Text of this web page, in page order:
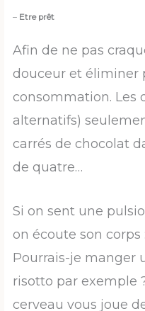
– Etre prêt
Afin de ne pas
douceur et éliminer
consommation. Les
alternatifs)
carrés de chocolat
de quatre…
Si on sent une
on écoute son
Pourrais-je manger
risotto par exemple
cerveau vous joue